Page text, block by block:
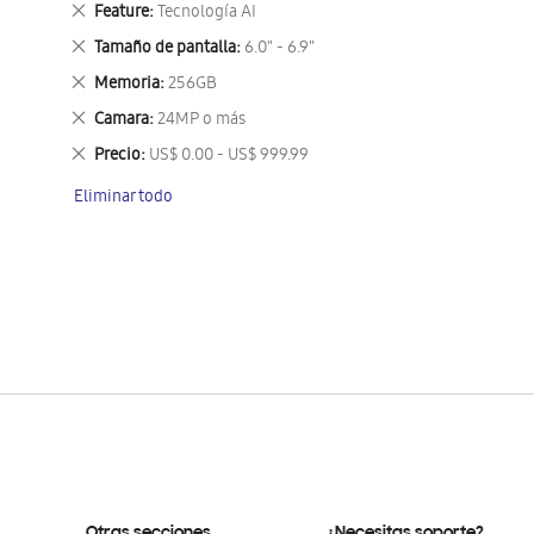
Feature Tecnología AI
Eliminar
este
artículo
Tamaño de pantalla 6.0" - 6.9"
Eliminar
este
artículo
Memoria 256GB
Eliminar
este
artículo
Camara 24MP o más
Eliminar
este
artículo
Precio US$ 0.00 - US$ 999.99
Eliminar
artículo
Eliminar todo